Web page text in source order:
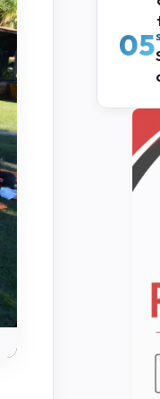
05